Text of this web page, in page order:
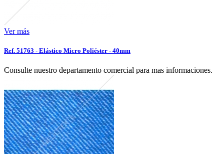
Ver más
Ref. 51763 - Elástico Micro Poliéster - 40mm
Consulte nuestro departamento comercial para mas informaciones.